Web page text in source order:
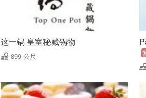
这一锅 皇室秘藏锅物
899 公尺